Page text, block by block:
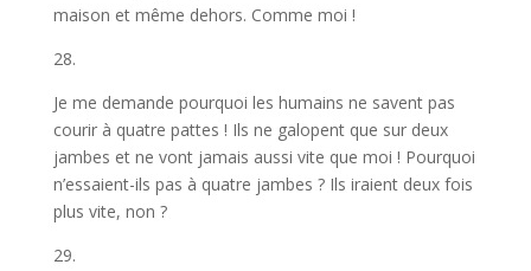
maison et même dehors. Comme moi !
28.
Je me demande pourquoi les humains ne savent pas
courir à quatre pattes ! Ils ne galopent que sur deux
jambes et ne vont jamais aussi vite que moi ! Pourquoi
n’essaient-ils pas à quatre jambes ? Ils iraient deux fois
plus vite, non ?
29.